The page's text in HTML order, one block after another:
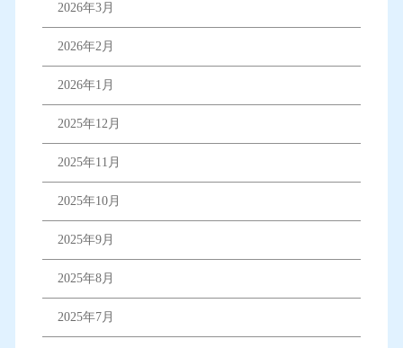
2026年3月
2026年2月
2026年1月
2025年12月
2025年11月
2025年10月
2025年9月
2025年8月
2025年7月